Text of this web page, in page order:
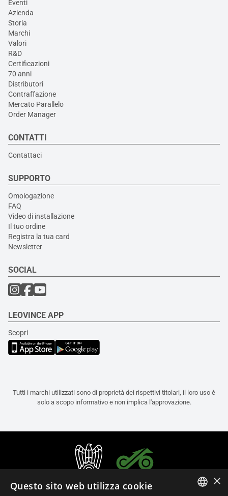
Eventi
Azienda
Storia
Marchi
Valori
R&D
Certificazioni
70 anni
Distributori
Contraffazione
Mercato Parallelo
Order Manager
CONTATTI
Contattaci
SUPPORTO
Omologazione
FAQ
Video di installazione
Il tuo ordine
Registra la tua card
Newsletter
SOCIAL
LEOVINCE APP
Scopri
Tutti i marchi utilizzati sono di proprietà dei rispettivi titolari, il loro uso è
solo a scopo informativo e non implica l'approvazione.
×
Questo sito web utilizza cookie